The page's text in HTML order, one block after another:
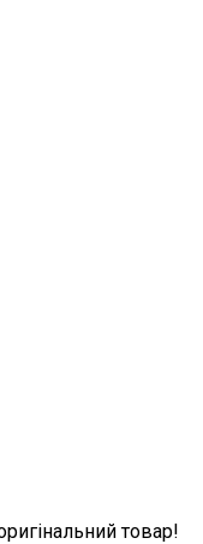
товар!